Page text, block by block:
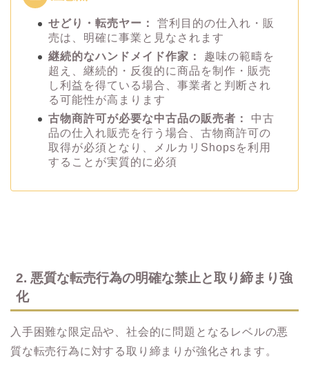
せどり・転売ヤー：
営利目的の仕入れ・販
売は、明確に事業と見なされます
継続的なハンドメイド作家：
趣味の範疇を
超え、継続的・反復的に商品を制作・販売
し利益を得ている場合、事業者と判断され
る可能性が高まります
古物商許可が必要な中古品の販売者：
中古
品の仕入れ販売を行う場合、古物商許可の
取得が必須となり、メルカリShopsを利用
することが実質的に必須
2. 悪質な転売行為の明確な禁止と取り締まり強
化
入手困難な限定品や、社会的に問題となるレベルの悪
質な転売行為に対する取り締まりが強化されます。